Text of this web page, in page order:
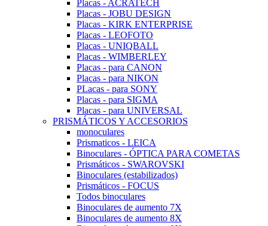
Placas - ACRATECH
Placas - JOBU DESIGN
Placas - KIRK ENTERPRISE
Placas - LEOFOTO
Placas - UNIQBALL
Placas - WIMBERLEY
Placas - para CANON
Placas - para NIKON
PLacas - para SONY
Placas - para SIGMA
Placas - para UNIVERSAL
PRISMÁTICOS Y ACCESORIOS
monoculares
Prismaticos - LEICA
Binoculares - ÓPTICA PARA COMETAS
Prismáticos - SWAROVSKI
Binoculares (estabilizados)
Prismáticos - FOCUS
Todos binoculares
Binoculares de aumento 7X
Binoculares de aumento 8X